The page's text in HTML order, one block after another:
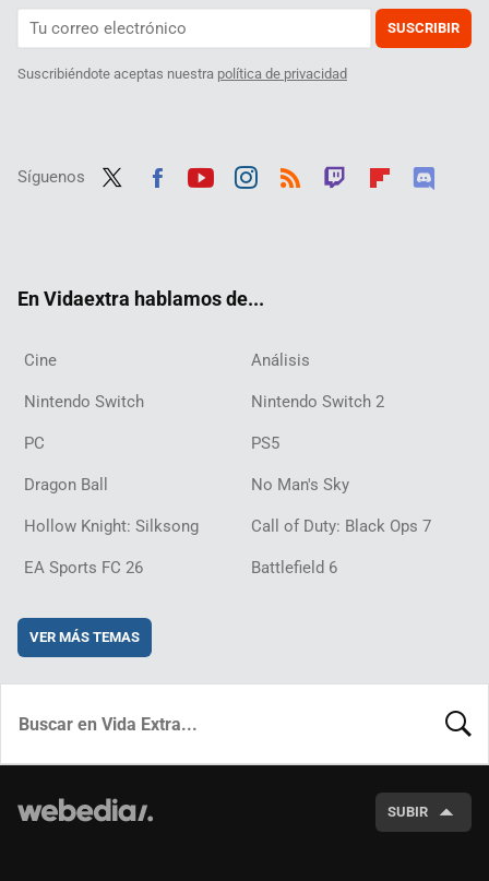
SUSCRIBIR
Suscribiéndote aceptas nuestra política de privacidad
Síguenos
En Vidaextra hablamos de...
Cine Análisis
Nintendo Switch Nintendo Switch 2
PC PS5
Dragon Ball No Man's Sky
Hollow Knight: Silksong Call of Duty: Black Ops 7
EA Sports FC 26 Battlefield 6
VER MÁS TEMAS
SUBIR